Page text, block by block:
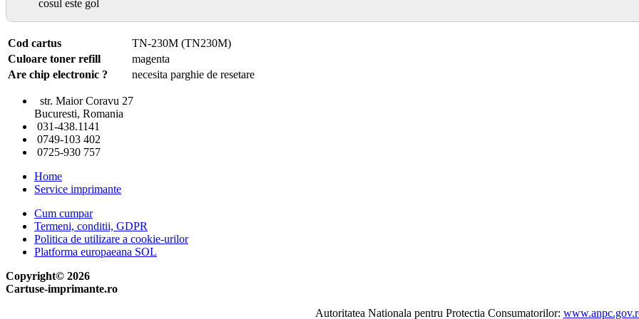
cosul este gol
Cod cartus
TN-230M (TN230M)
Culoare toner refill
magenta
Are chip electronic ?
necesita parghie de resetare
str. Maior Coravu 27
Bucuresti, Romania
031-438.1141
0749-103 402
0725-930 757
Home
Service imprimante
Cum cumpar
Termeni, conditii, GDPR
Politica de utilizare a cookie-urilor
Platforma europaeana SOL
Copyright© 2026
Cartuse-imprimante.ro
Autoritatea Nationala pentru Protectia Consumatorilor: